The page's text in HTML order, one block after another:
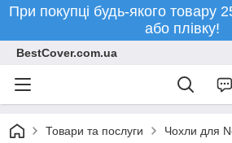
При покупці будь-якого товару
або плівку!
BestCover.com.ua
Товари та послуги Чохли для